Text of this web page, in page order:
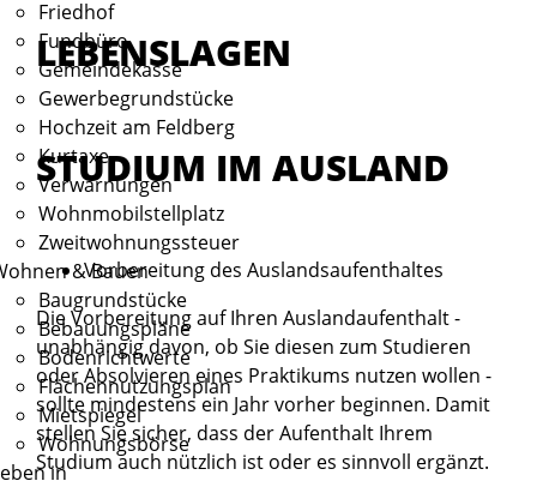
Friedhof
Fundbüro
Gemeindekasse
Gewerbegrundstücke
Hochzeit am Feldberg
Kurtaxe
Verwarnungen
Wohnmobilstellplatz
Zweitwohnungssteuer
& Bauen
Baugrundstücke
Bebauungspläne
Bodenrichtwerte
Flächennutzungsplan
Mietspiegel
Wohnungsbörse
in
LEBENSLAGEN
STUDIUM IM AUSLAND
Vorbereitung des Auslandsaufenthaltes
Die Vorbereitung auf Ihren Auslandaufenthalt -
unabhängig davon, ob Sie diesen zum Studieren
oder Absolvieren eines Praktikums nutzen wollen -
sollte mindestens ein Jahr vorher beginnen. Damit
stellen Sie sicher, dass der Aufenthalt Ihrem
Studium auch nützlich ist oder es sinnvoll ergänzt.